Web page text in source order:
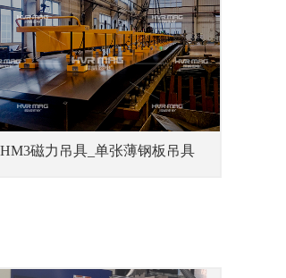
HM3磁力吊具_单张薄钢板吊具